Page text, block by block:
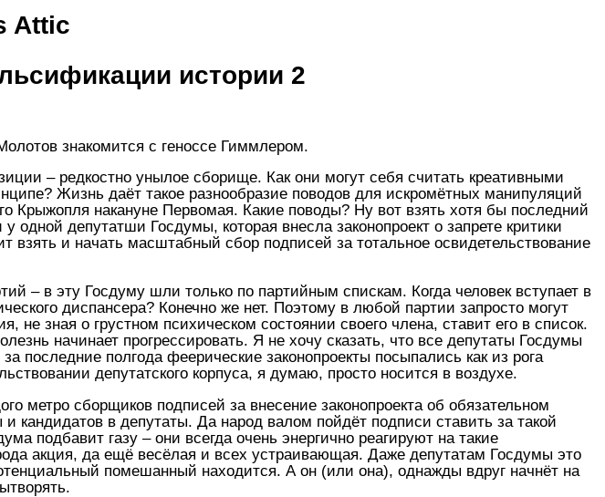
Attic
истории 2
знакомится с геноссе Гиммлером.
– редкостно унылое сборище. Как они могут себя считать креативными
Жизнь даёт такое разнообразие поводов для искромётных манипуляций
Крыжопля накануне Первомая. Какие поводы? Ну вот взять хотя бы последний
депутатши Госдумы, которая внесла законопроект о запрете критики
взять и начать масштабный сбор подписей за тотальное освидетельствование
– в эту Госдуму шли только по партийным спискам. Когда человек вступает в
диспансера? Конечно же нет. Поэтому в любой партии запросто могут
зная о грустном психическом состоянии своего члена, ставит его в список.
начинает прогрессировать. Я не хочу сказать, что все депутаты Госдумы
последние полгода феерические законопроекты посыпались как из рога
депутатского корпуса, я думаю, просто носится в воздухе.
метро сборщиков подписей за внесение законопроекта об обязательном
кандидатов в депутаты. Да народ валом пойдёт подписи ставить за такой
подбавит газу – они всегда очень энергично реагируют на такие
акция, да ещё весёлая и всех устраивающая. Даже депутатам Госдумы это
помешанный находится. А он (или она), однажды вдруг начнёт на